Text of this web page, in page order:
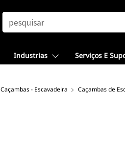
SEARCH
Industrias Serviços E
Caçambas - Escavadeira